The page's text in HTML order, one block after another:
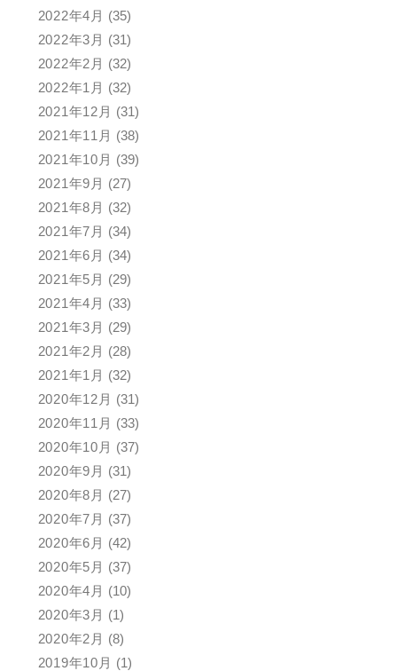
2022年4月 (35)
2022年3月 (31)
2022年2月 (32)
2022年1月 (32)
2021年12月 (31)
2021年11月 (38)
2021年10月 (39)
2021年9月 (27)
2021年8月 (32)
2021年7月 (34)
2021年6月 (34)
2021年5月 (29)
2021年4月 (33)
2021年3月 (29)
2021年2月 (28)
2021年1月 (32)
2020年12月 (31)
2020年11月 (33)
2020年10月 (37)
2020年9月 (31)
2020年8月 (27)
2020年7月 (37)
2020年6月 (42)
2020年5月 (37)
2020年4月 (10)
2020年3月 (1)
2020年2月 (8)
2019年10月 (1)